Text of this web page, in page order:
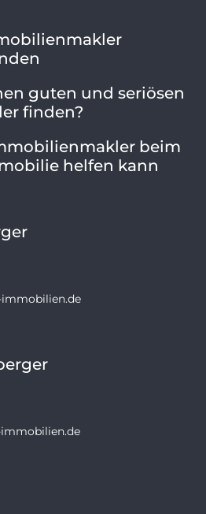
guten und seriösen
finden?
beim
helfen kann
immobilien.de